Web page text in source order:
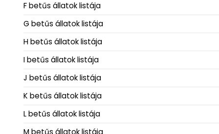
F betűs állatok listája
G betűs állatok listája
H betűs állatok listája
I betűs állatok listája
J betűs állatok listája
K betűs állatok listája
L betűs állatok listája
M betűs állatok listája